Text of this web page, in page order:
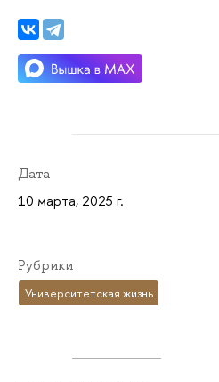
Дата
10 марта, 2025 г.
Рубрики
Университетская жизнь